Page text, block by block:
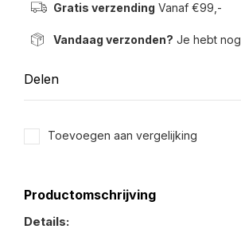
Gratis verzending Vanaf €99,-
Vandaag verzonden? Je hebt nog
Delen
Toevoegen aan vergelijking
Productomschrijving
Details: